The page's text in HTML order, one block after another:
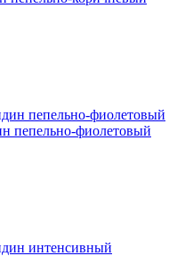
пепельно-фиолетовый